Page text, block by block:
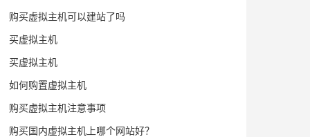
购买虚拟主机可以建站了吗
买虚拟主机
买虚拟主机
如何购置虚拟主机
购买虚拟主机注意事项
购买国内虚拟主机上哪个网站好？